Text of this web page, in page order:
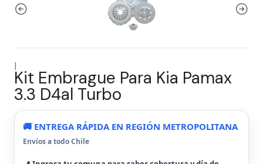
|
Kit Embrague Para Kia Pamax
3.3 D4al Turbo
🚚 ENTREGA RÁPIDA EN REGIÓN METROPOLITANA
Envíos a todo Chile